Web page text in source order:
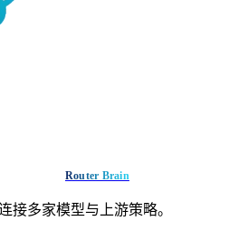
Router Brain
接多家模型与上游策略。